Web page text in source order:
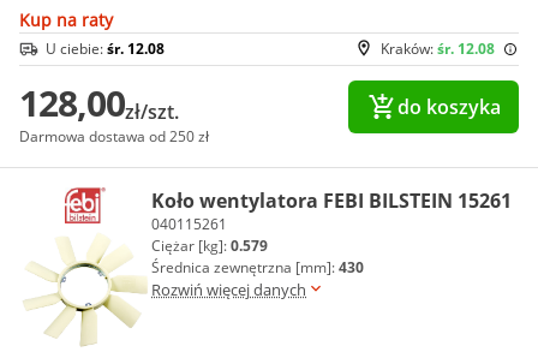
Kup na raty
Kraków:śr. 12.08
U ciebie:śr. 12.08
128,00zł/szt.
Darmowa dostawa od 250 zł
do koszyka
Koło wentylatora FEBI BILSTEIN 15261
040115261
Ciężar [kg]:0.579
Średnica zewnętrzna [mm]:430
Rozwiń więcej danych